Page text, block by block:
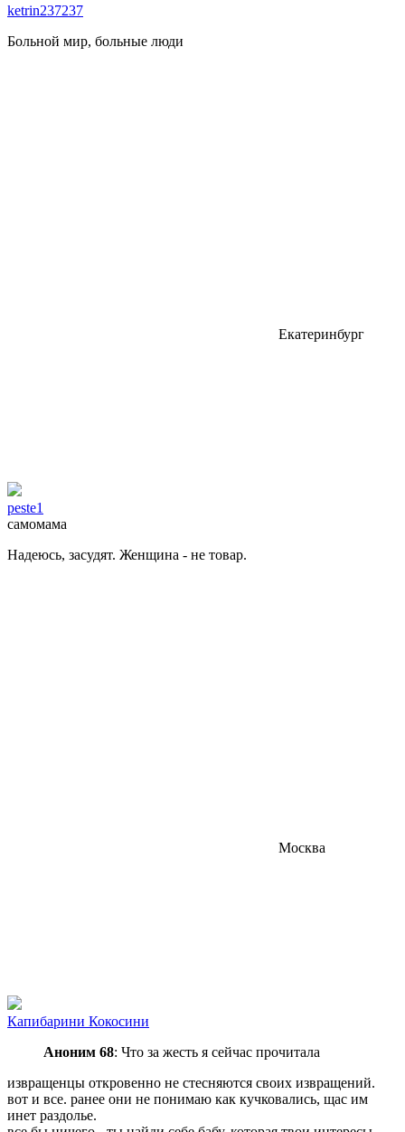
ketrin237237
Больной мир, больные люди
Екатеринбург
peste1
самомама
Надеюсь, засудят. Женщина - не товар.
Москва
Капибарини Кокосини
Аноним 68: Что за жесть я сейчас прочитала
извращенцы откровенно не стесняются своих извращений.
вот и все. ранее они не понимаю как кучковались, щас им
инет раздолье.